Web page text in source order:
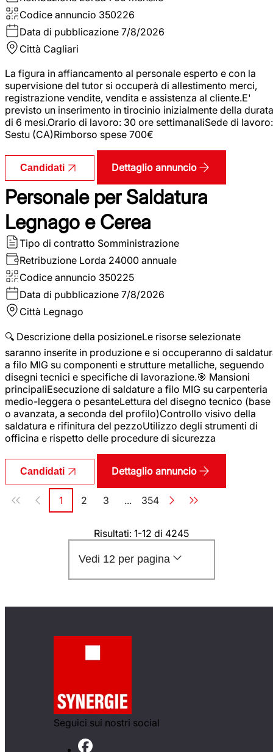
Codice annuncio 350226
Data di pubblicazione 7/8/2026
Città Cagliari
La figura in affiancamento al personale esperto e con la
supervisione del tutor si occuperà di allestimento merci,
registrazione vendite, vendita e assistenza al cliente.E'
previsto un inserimento in tirocinio inizialmente della durata
di 6 mesi.Orario di lavoro: 30 ore settimanaliSede di lavoro:
Sestu (CA)Rimborso spese 700€
Candidati Dettaglio annuncio
Personale per Saldatura
Legnago e Cerea
Tipo di contratto Somministrazione
Retribuzione Lorda 24000 annuale
Codice annuncio 350225
Data di pubblicazione 7/8/2026
Città Legnago
🔍 Descrizione della posizioneLe risorse selezionate
saranno inserite in produzione e si occuperanno di
a filo MIG su componenti e strutture metalliche, seguendo
disegni tecnici e specifiche di lavorazione.🎯 Mansioni
principaliEsecuzione di saldature a filo MIG su carpenteria
medio-leggera o pesanteLettura del disegno tecnico (base
o avanzata, a seconda del profilo)Controllo visivo della
saldatura e rifinitura del pezzoUtilizzo degli strumenti di
officina e rispetto delle procedure di sicurezza
Candidati Dettaglio annuncio
Paginazione
Pagina
1 Pagina
2 Pagina
3 ... Pagina
354
Risultati: 1-12 di 4245
Vedi 12 per pagina
Seguici sui nostri social